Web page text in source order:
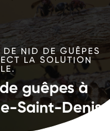
DE NID DE GUÊPES
LA SOLUTION
guêpes à
Saint-Denis